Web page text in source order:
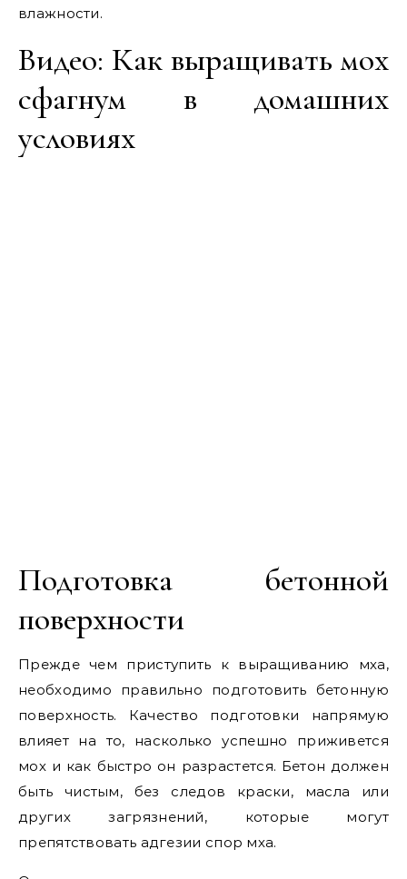
влажности.
Видео: Как выращивать мох
сфагнум в домашних
условиях
Подготовка бетонной
поверхности
Прежде чем приступить к выращиванию мха,
необходимо правильно подготовить бетонную
поверхность. Качество подготовки напрямую
влияет на то, насколько успешно приживется
мох и как быстро он разрастется. Бетон должен
быть чистым, без следов краски, масла или
других загрязнений, которые могут
препятствовать адгезии спор мха.